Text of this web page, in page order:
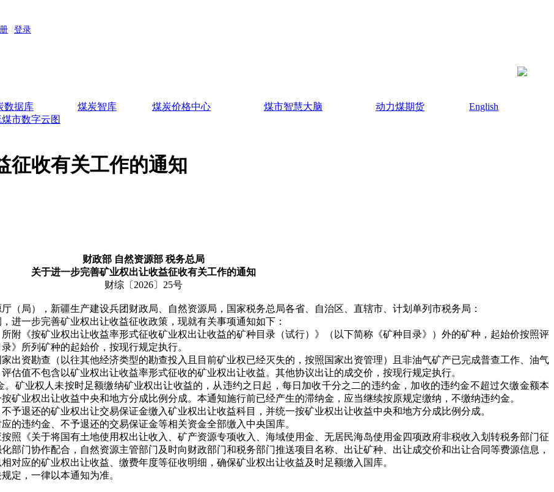
数据库 煤炭智库 煤炭价格中心 煤市智慧大脑 动力煤期货
English
煤市数字云图
征收有关工作的通知
财政部 自然资源部 税务总局
关于进一步完善矿业权出让收益征收有关工作的通知
财综〔2026〕25号
（局），新疆生产建设兵团财政局、自然资源局，国家税务总局各省、自治区、直辖市、计划单列市税务局：
一步完善矿业权出让收益征收政策，现就有关事项通知如下：
《按矿业权出让收益率形式征收矿业权出让收益的矿种目录（试行）》（以下简称《矿种目录》）外的矿种，起始价按照评
》所列矿种的起始价，按现行规定执行。
资勘查（以往其他经济类型的勘查投入且目前矿业权已经灭失的，按照国家出资管理）且非油气矿产已完成普查工作、油气
估值不包含以矿业权出让收益率形式征收的矿业权出让收益。其他协议出让的成交价，按现行规定执行。
业权人未按时足额缴纳矿业权出让收益的，从违约之日起，每日加收千分之二的违约金，加收的违约金不超过欠缴金额本
矿业权出让收益中央和地方分成比例分成。本通知施行前已经产生的滞纳金，应当继续按原规定缴纳，不缴纳违约金。
退还的矿业权出让交易保证金缴入矿业权出让收益科目，并统一按矿业权出让收益中央和地方分成比例分成。
违约金、不予退还的交易保证金等相关资金全部缴入中央国库。
《关于将国有土地使用权出让收入、矿产资源专项收入、海域使用金、无居民海岛使用金四项政府非税收入划转税务部门征
部门协作配合，自然资源主管部门及时向财政部门和税务部门推送项目名称、出让矿种、出让成交价和出让合同等费源信息，
对应的矿业权出让收益、缴费年度等征收明细，确保矿业权出让收益及时足额缴入国库。
定，一律以本通知为准。